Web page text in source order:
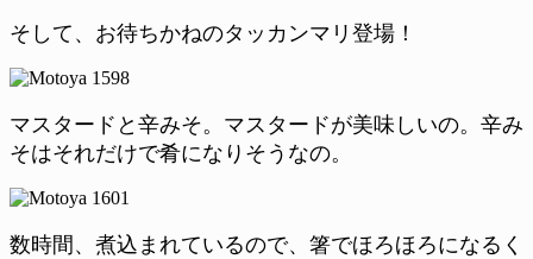
そして、お待ちかねのタッカンマリ登場！
マスタードと辛みそ。マスタードが美味しいの。辛み
そはそれだけで肴になりそうなの。
数時間、煮込まれているので、箸でほろほろになるく